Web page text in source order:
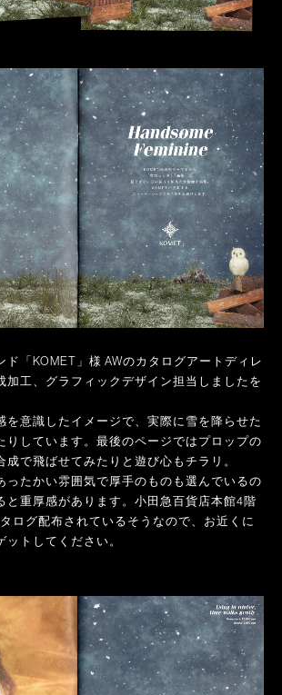
ド「KOMET」様 AWのカタログアートディレ
加工、グラフィックデザイン担当しましたを
を意識したイメージで、実際に雪を降らせた
しています。 最後のページではプロップの
成で飛ばせてみたりと遊び心もチラリ。
ったかい雰囲気で厚手のものも選んでいるの
と重厚感があります。小田急百貨店本館4階
ログ配布されているそうなので、お近くに
トしてください。